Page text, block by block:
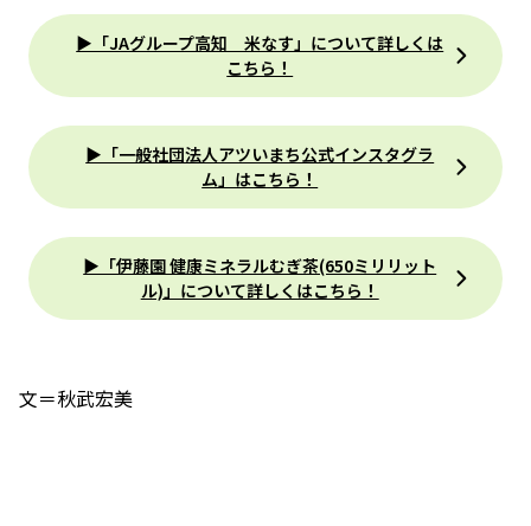
▶「JAグループ高知 米なす」について詳しくは
こちら！
▶「一般社団法人アツいまち公式インスタグラ
ム」はこちら！
▶「伊藤園 健康ミネラルむぎ茶(650ミリリット
ル)」について詳しくはこちら！
文＝秋武宏美